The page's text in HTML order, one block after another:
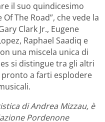
il suo quindicesimo
The Road”, che vede la
Clark Jr., Eugene
Raphael Saadiq e
una miscela unica di
si distingue tra gli altri
a farti esplodere
di Andrea Mizzau, è
Pordenone